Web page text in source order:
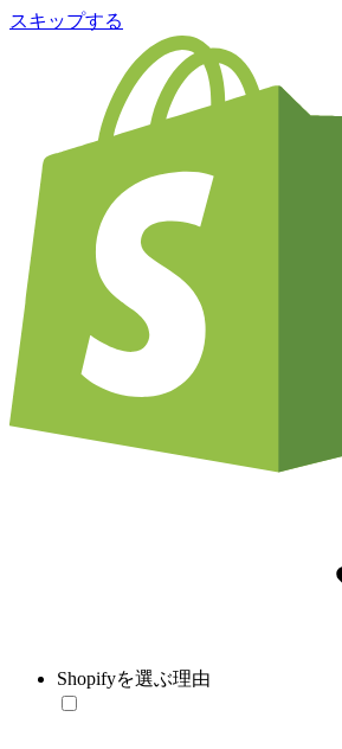
スキップする
Shopifyを選ぶ理由